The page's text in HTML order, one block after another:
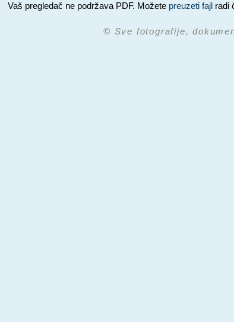
Vaš pregledač ne podržava PDF. Možete preuzeti fajl radi
© Sve fotografije,